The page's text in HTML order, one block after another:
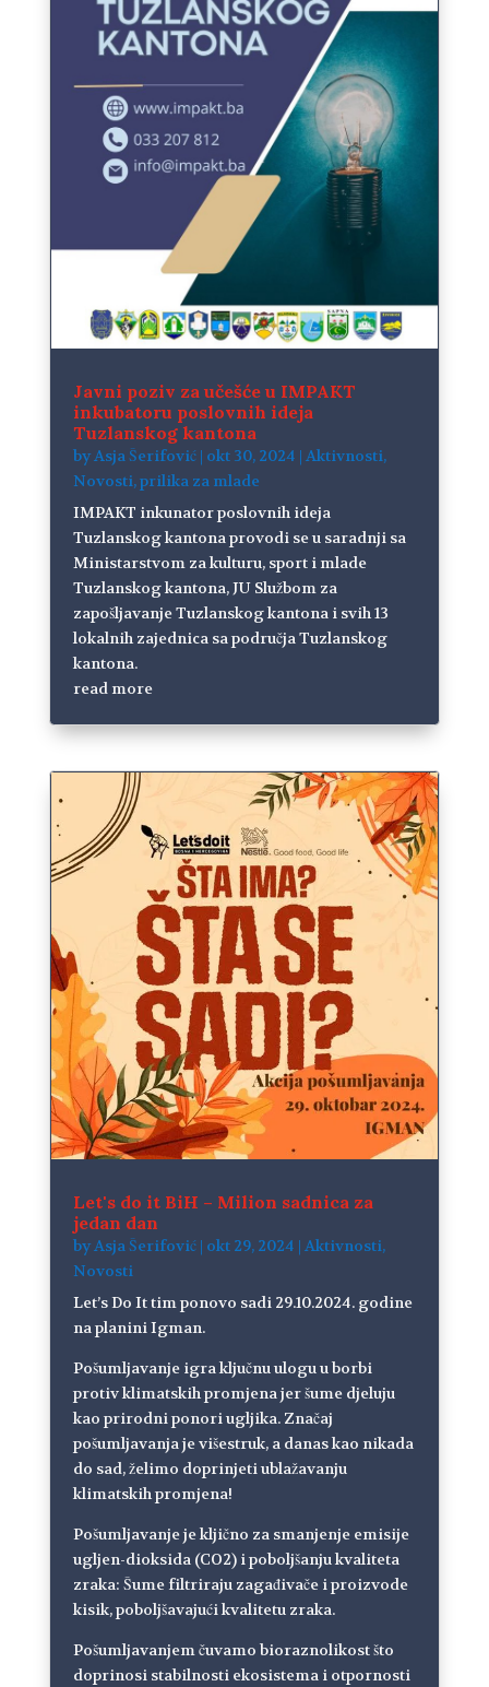
Javni poziv za učešće u IMPAKT
inkubatoru poslovnih ideja
Tuzlanskog kantona
byAsja Šerifović| okt 30, 2024 | Aktivnosti,
Novosti,prilika za mlade
IMPAKT inkunator poslovnih ideja
Tuzlanskog kantona provodi se u saradnji sa
Ministarstvom za kulturu, sport i mlade
Tuzlanskog kantona, JU Službom za
zapošljavanje Tuzlanskog kantona i svih 13
lokalnih zajednica sa područja Tuzlanskog
kantona.
read more
Let's do it BiH – Milion sadnica za
jedan dan
byAsja Šerifović| okt 29, 2024 | Aktivnosti,
Novosti
Let’s Do It tim ponovo sadi 29.10.2024. godine
na planini Igman.
Pošumljavanje igra ključnu ulogu u borbi
protiv klimatskih promjena jer šume djeluju
kao prirodni ponori ugljika. Značaj
pošumljavanja je višestruk, a danas kao nikada
do sad, želimo doprinjeti ublažavanju
klimatskih promjena!
Pošumljavanje je kljično za smanjenje emisije
ugljen-dioksida (CO2) i poboljšanju kvaliteta
zraka: Šume filtriraju zagađivače i proizvode
kisik, poboljšavajući kvalitetu zraka.
Pošumljavanjem čuvamo bioraznolikost što
doprinosi stabilnosti ekosistema i otpornosti